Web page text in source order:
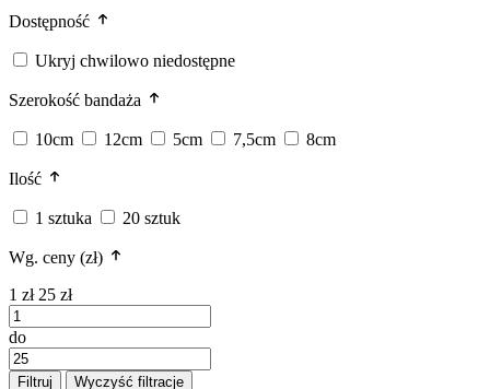
Dostępność
Ukryj chwilowo niedostępne
Szerokość bandaża
10cm 12cm 5cm 7,5cm 8cm
Ilość
1 sztuka 20 sztuk
Wg. ceny (zł)
1 zł 25 zł
do
Filtruj Wyczyść filtracje